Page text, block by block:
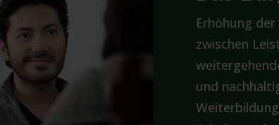
Erhöhung
zwischen
und